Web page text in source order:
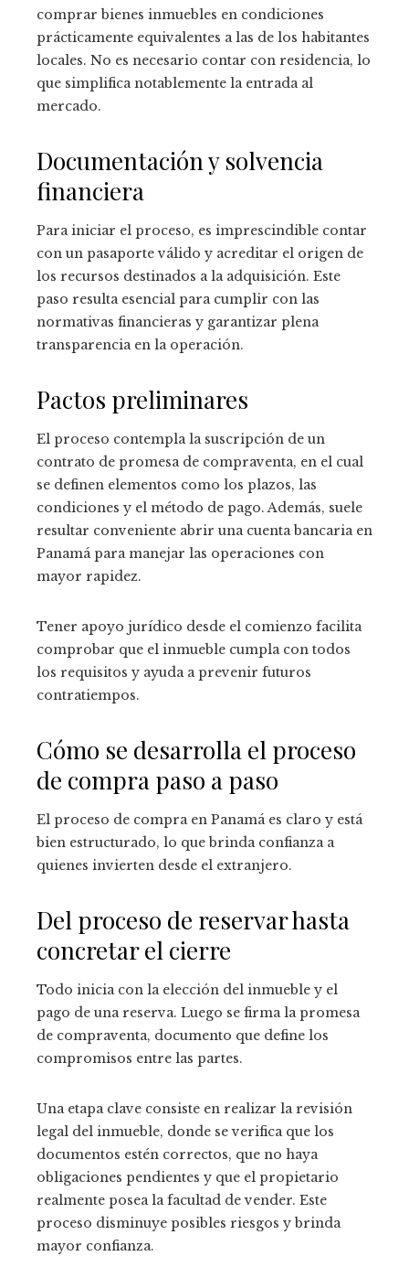
comprar bienes inmuebles en condiciones
prácticamente equivalentes a las de los habitantes
locales. No es necesario contar con residencia, lo
que simplifica notablemente la entrada al
mercado.
Documentación y solvencia
financiera
Para iniciar el proceso, es imprescindible contar
con un pasaporte válido y acreditar el origen de
los recursos destinados a la adquisición. Este
paso resulta esencial para cumplir con las
normativas financieras y garantizar plena
transparencia en la operación.
Pactos preliminares
El proceso contempla la suscripción de un
contrato de promesa de compraventa, en el cual
se definen elementos como los plazos, las
condiciones y el método de pago. Además, suele
resultar conveniente abrir una cuenta bancaria en
Panamá para manejar las operaciones con
mayor rapidez.
Tener apoyo jurídico desde el comienzo facilita
comprobar que el inmueble cumpla con todos
los requisitos y ayuda a prevenir futuros
contratiempos.
Cómo se desarrolla el proceso
de compra paso a paso
El proceso de compra en Panamá es claro y está
bien estructurado, lo que brinda confianza a
quienes invierten desde el extranjero.
Del proceso de reservar hasta
concretar el cierre
Todo inicia con la elección del inmueble y el
pago de una reserva. Luego se firma la promesa
de compraventa, documento que define los
compromisos entre las partes.
Una etapa clave consiste en realizar la revisión
legal del inmueble, donde se verifica que los
documentos estén correctos, que no haya
obligaciones pendientes y que el propietario
realmente posea la facultad de vender. Este
proceso disminuye posibles riesgos y brinda
mayor confianza.